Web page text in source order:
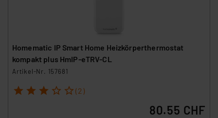
Homematic IP Smart Home Heizkörperthermostat
kompakt plus HmIP-eTRV-CL
Artikel-Nr. 157681
1 2 3 4 5 (2)
80.55 CHF